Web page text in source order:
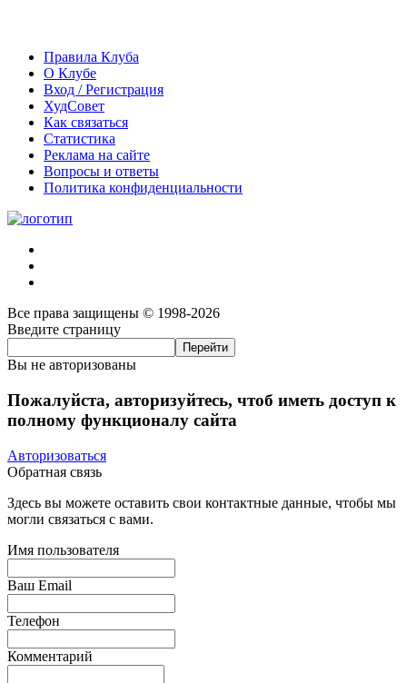
Правила Клуба
О Клубе
Вход / Регистрация
ХудСовет
Как связаться
Статистика
Реклама на сайте
Вопросы и ответы
Политика конфиденциальности
Все права защищены © 1998-2026
Введите страницу
Вы не авторизованы
Пожалуйста, авторизуйтесь, чтоб иметь доступ к
полному функционалу сайта
Авторизоваться
Обратная связь
Здесь вы можете оставить свои контактные данные, чтобы мы
могли связаться с вами.
Имя пользователя
Ваш Email
Телефон
Комментарий